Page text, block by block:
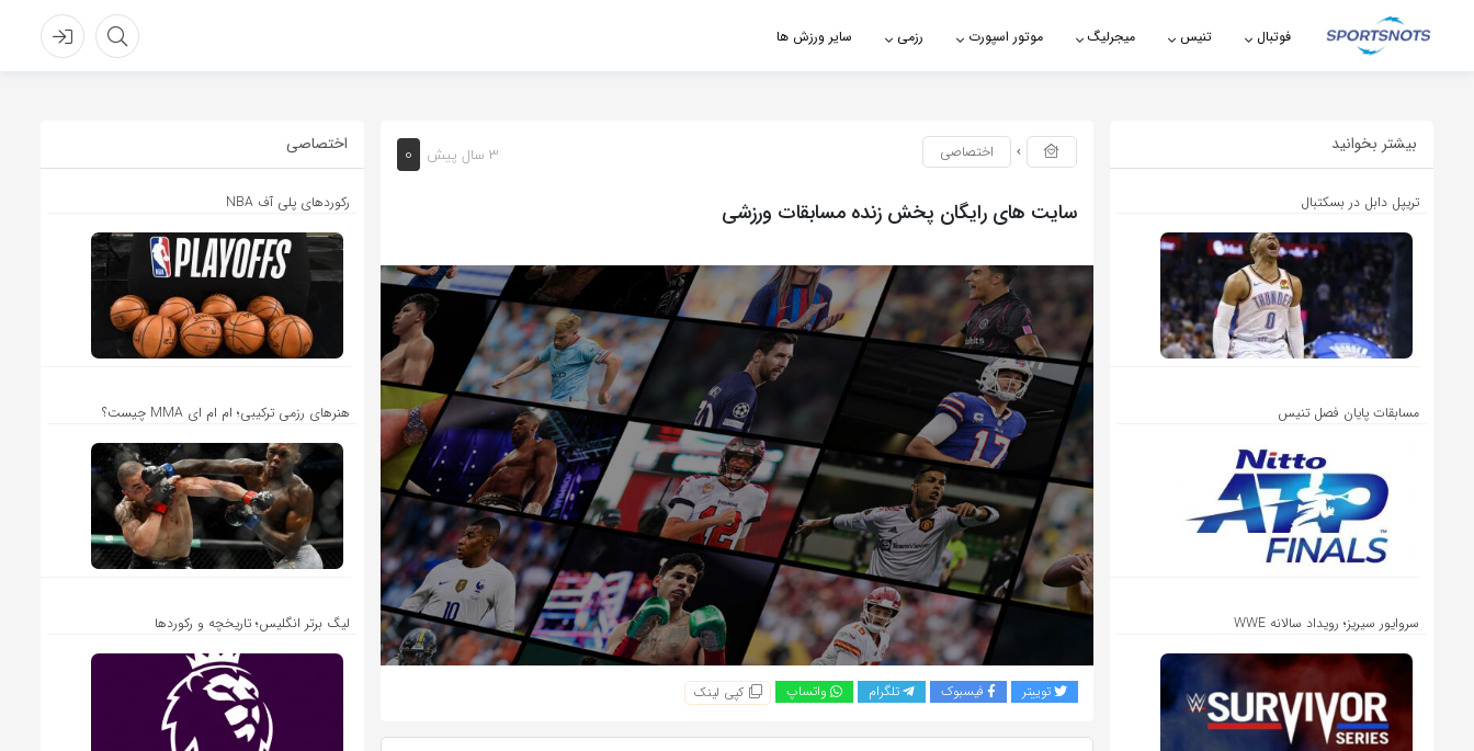
اشتراک گذاری
کپی لینک
فوتبال تنیس میجرلیگ موتور اسپورت رزمی سایر ورزش ها
بیشتر بخوانید
تریپل دابل در بسکتبال
مسابقات پایان فصل تنیس
سروایور سیریز؛ رویداد سالانه WWE
3 سال پیش 0 اختصاصی
سایت های رایگان پخش زنده مسابقات ورزشی
توییتر فیسبوک تلگرام واتساپ کپی لینک
اختصاصی
رکوردهای پلی آف NBA
هنرهای رزمی ترکیبی؛ ام ام ای MMA چیست؟
لیگ برتر انگلیس؛ تاریخچه و رکوردها